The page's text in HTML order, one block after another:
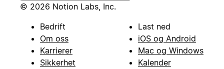
© 2026 Notion Labs, Inc.
Bedrift
Om oss
Karrierer
Sikkerhet
Last ned
iOS og Android
Mac og Windows
Kalender